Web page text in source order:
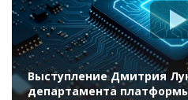
Выступление Дмитрия
департамента